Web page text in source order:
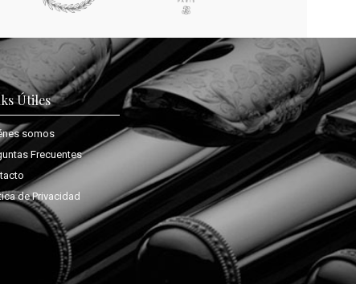
Útiles
somos
Frecuentes
de Privacidad